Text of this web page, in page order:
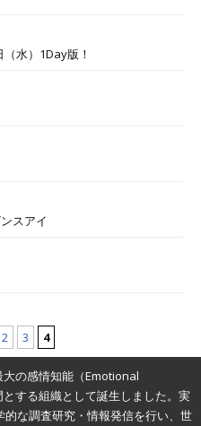
水）1Day版！
スアイ
2 3 4
の感情知能（Emotional
する組織として誕生しました。実
な調査研究・情報発信を行い、世